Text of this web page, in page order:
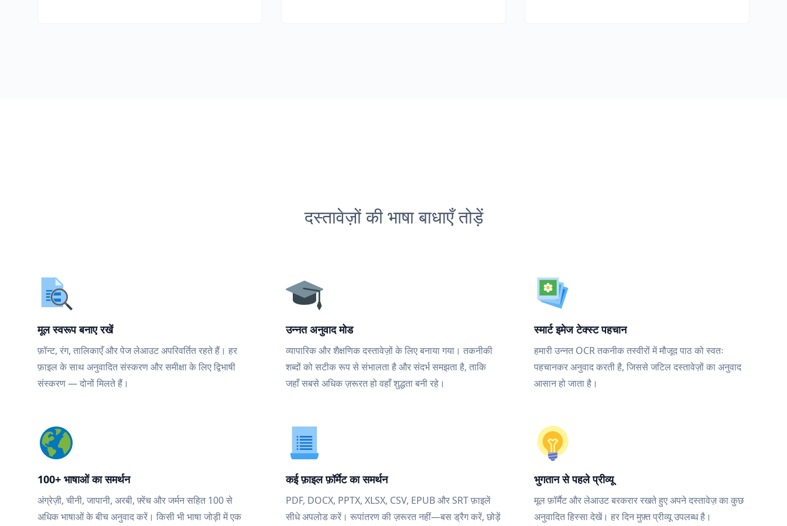
दस्तावेज़ों की भाषा बाधाएँ तोड़ें
मूल स्वरूप बनाए रखें
फ़ॉन्ट, रंग, तालिकाएँ और पेज लेआउट अपरिवर्तित रहते हैं। हर
फ़ाइल के साथ अनुवादित संस्करण और समीक्षा के लिए द्विभाषी
संस्करण — दोनों मिलते हैं।
उन्नत अनुवाद मोड
व्यापारिक और शैक्षणिक दस्तावेज़ों के लिए बनाया गया। तकनीकी
शब्दों को सटीक रूप से संभालता है और संदर्भ समझता है, ताकि
जहाँ सबसे अधिक ज़रूरत हो वहाँ शुद्धता बनी रहे।
स्मार्ट इमेज टेक्स्ट पहचान
हमारी उन्नत OCR तकनीक तस्वीरों में मौजूद पाठ को स्वतः
पहचानकर अनुवाद करती है, जिससे जटिल दस्तावेज़ों का अनुवाद
आसान हो जाता है।
100+ भाषाओं का समर्थन
अंग्रेज़ी, चीनी, जापानी, अरबी, फ़्रेंच और जर्मन सहित 100 से
अधिक भाषाओं के बीच अनुवाद करें। किसी भी भाषा जोड़ी में एक
कई फ़ाइल फ़ॉर्मेट का समर्थन
PDF, DOCX, PPTX, XLSX, CSV, EPUB और SRT फ़ाइलें
सीधे अपलोड करें। रूपांतरण की ज़रूरत नहीं—बस ड्रैग करें, छोड़ें
भुगतान से पहले प्रीव्यू
मूल फ़ॉर्मैट और लेआउट बरकरार रखते हुए अपने दस्तावेज़ का कुछ
अनुवादित हिस्सा देखें। हर दिन मुफ़्त प्रीव्यू उपलब्ध है।